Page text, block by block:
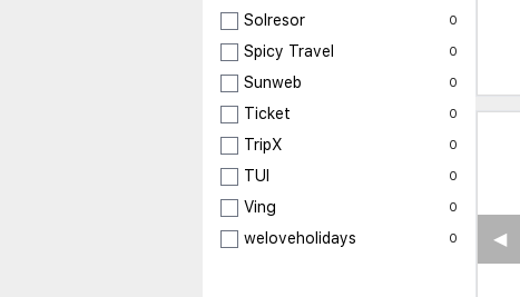
Solresor 0
Spicy Travel 0
Sunweb 0
Ticket 0
TripX 0
TUI 0
Ving 0
weloveholidays 0 ◀︎